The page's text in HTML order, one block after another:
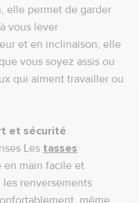
elle permet de garder
vous lever
et en inclinaison, elle
vous soyez assis ou
qui aiment travailler ou
et sécurité
Les tasses
en main facile et
renversements
même